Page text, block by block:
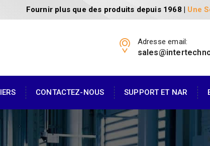
Fournir plus que des produits depuis 1968 | Une
Adresse email:
CONTACTEZ-NOUS SUPPORT ET NAR